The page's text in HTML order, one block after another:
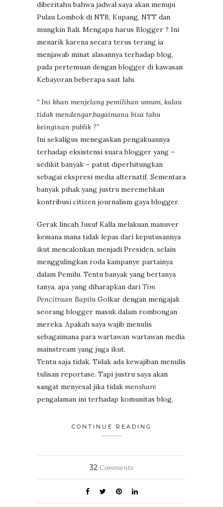
diberitahu bahwa jadwal saya akan menuju
Pulau Lombok di NTB, Kupang, NTT dan
mungkin Bali. Mengapa harus Blogger ? Ini
menarik karena secara terus terang ia
menjawab minat alasannya terhadap blog,
pada pertemuan dengan blogger di kawasan
Kebayoran beberapa saat lalu.
“ Ini khan menjelang pemilihan umum, kalau
tidak mendengar,bagaimana bisa tahu
keinginan publik ?”
Ini sekaligus menegaskan pengakuannya
terhadap eksistensi suara blogger yang –
sedikit banyak – patut diperhitungkan
sebagai ekspresi media alternatif. Sementara
banyak pihak yang justru meremehkan
kontribusi citizen journalism gaya blogger.
Gerak lincah Jusuf Kalla melakuan manuver
kemana mana tidak lepas dari keputusannya
ikut mencalonkan menjadi Presiden, selain
menggulingkan roda kampanye partainya
dalam Pemilu. Tentu banyak yang bertanya
tanya, apa yang diharapkan dari Tim
Pencitraan Bapilu Golkar dengan mengajak
seorang blogger masuk dalam rombongan
mereka. Apakah saya wajib menulis
sebagaimana para wartawan wartawan media
mainstream yang juga ikut.
Tentu saja tidak. Tidak ada kewajiban menulis
tulisan reportase. Tapi justru saya akan
sangat menyesal jika tidak menshare
pengalaman ini terhadap komunitas blog.
CONTINUE READING
32 Comments